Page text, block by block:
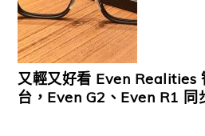
又輕又好看 Even Realities
台，Even G2、Even R1 同